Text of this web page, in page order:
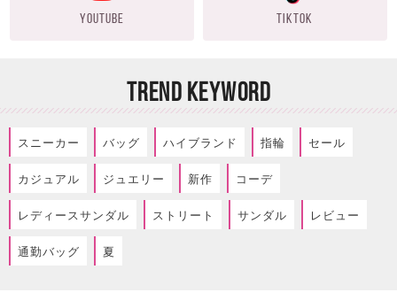
YOUTUBE TIKTOK
TREND KEYWORD
スニーカー バッグ ハイブランド 指輪 セール
カジュアル ジュエリー 新作 コーデ
レディースサンダル ストリート サンダル レビュー
通勤バッグ 夏